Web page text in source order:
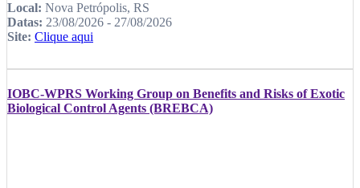
Local: Nova Petrópolis, RS
Datas: 23/08/2026 - 27/08/2026
Site: Clique aqui
IOBC-WPRS Working Group on Benefits and Risks of Exotic
Biological Control Agents (BREBCA)